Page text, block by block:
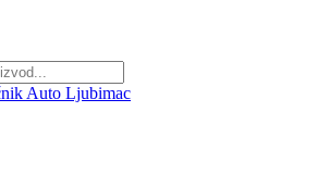
Auto Ljubimac